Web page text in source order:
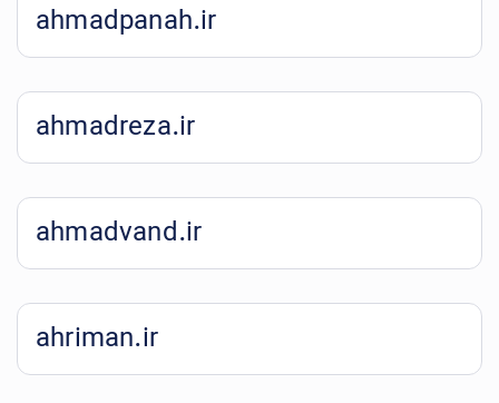
ahmadpanah.ir
ahmadreza.ir
ahmadvand.ir
ahriman.ir